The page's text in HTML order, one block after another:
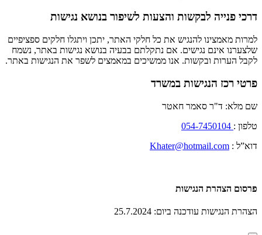
דרכי פנייה לבקשות והצעות לשיפור בנושא נגישות
למרות מאמצינו להנגיש את כל חלקי האתר, יתכן ויתגלו חלקים ספציפיים
שלצערנו אינם נגישים. אם נתקלתם בבעיה בנושא נגישות באתר, נשמח
לקבל הערות ובקשות. אנו ממשיכים במאמצים לשפר את הנגישות באתר.
פרטי רכז הנגישות במשרד
שם מלא: ד"ר סאמר חאטר
טלפון :
דוא”ל : Khater@hotmail.com
פרסום הצהרת הנגישות
הצהרת הנגישות עודכנה ביום: 25.7.2024